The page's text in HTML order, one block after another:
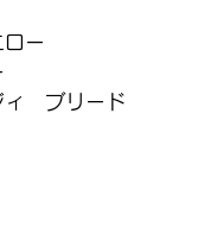
ー
　ブリード